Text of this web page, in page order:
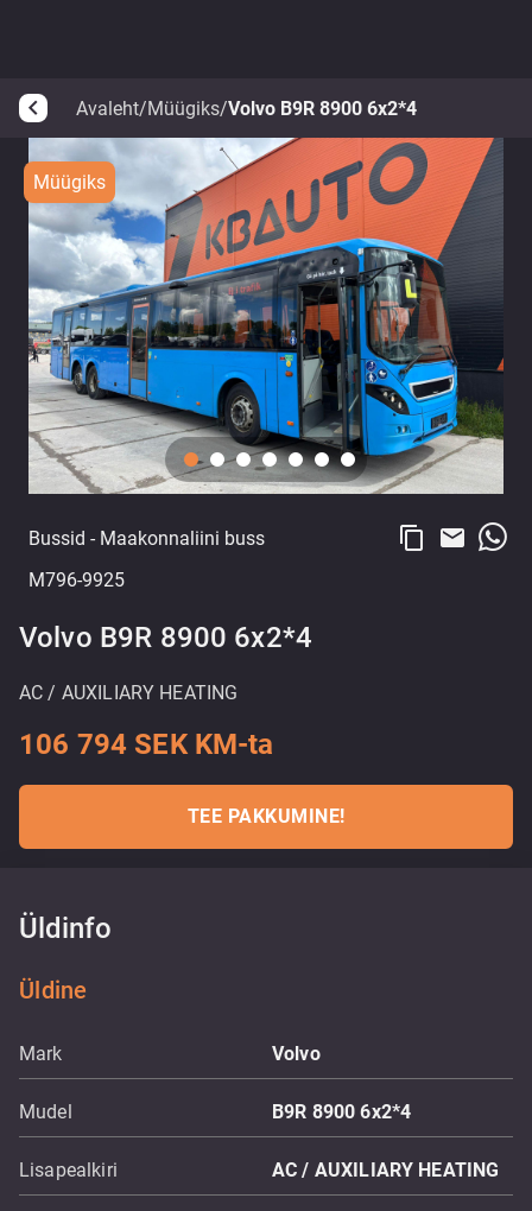
arrow_back_ios Avaleht/Müügiks/Volvo B9R 8900 6x2*4
Müügiks
Bussid - Maakonnaliini buss
M796-9925
content_copy email
Volvo B9R 8900 6x2*4
AC / AUXILIARY HEATING
106 794 SEK KM-ta
TEE PAKKUMINE!
Üldinfo
Üldine
Mark Volvo
Mudel B9R 8900 6x2*4
Lisapealkiri AC / AUXILIARY HEATING